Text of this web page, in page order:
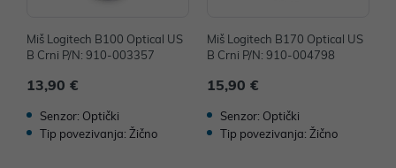
Miš Logitech B100 Optical US
B Crni P/N: 910-003357
13,90 €
Senzor: Optički
Tip povezivanja: Žično
Miš Logitech B170 Optical US
B Crni P/N: 910-004798
15,90 €
Senzor: Optički
Tip povezivanja: Žično